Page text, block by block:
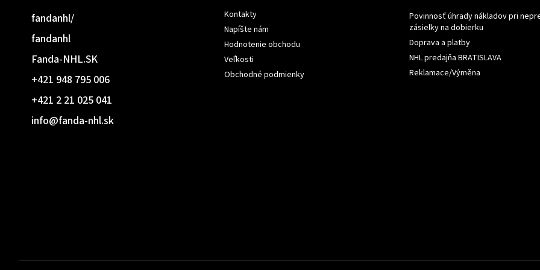
info@fanda-nhl.sk
+421 2 21 025 041
+421 948 795 006
Fanda-NHL.SK
fandanhl
fandanhl/
Kontakty
Napíšte nám
Hodnotenie obchodu
Veľkosti
Obchodné podmienky
Povinnosť úhrady nákladov pri
zásielky na dobierku
Doprava a platby
NHL predajňa BRATISLAVA
Reklamace/Výměna